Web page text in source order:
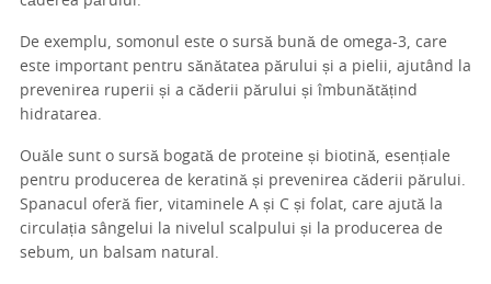
De exemplu, somonul este o sursă bună de omega-3, care
este important pentru sănătatea părului și a pielii, ajutând la
prevenirea ruperii și a căderii părului și îmbunătățind
hidratarea.
Ouăle sunt o sursă bogată de proteine și biotină, esențiale
pentru producerea de keratină și prevenirea căderii părului.
Spanacul oferă fier, vitaminele A și C și folat, care ajută la
circulația sângelui la nivelul scalpului și la producerea de
sebum, un balsam natural.